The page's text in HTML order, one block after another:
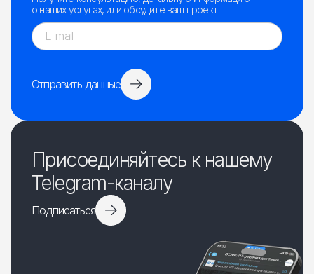
о наших услугах, или обсудите ваш проект
Отправить данные
Присоединяйтесь к нашему
Telegram-каналу
Подписаться